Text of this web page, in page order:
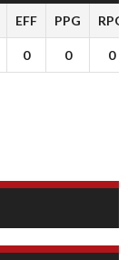
EFF PPG RPG
0 0 0